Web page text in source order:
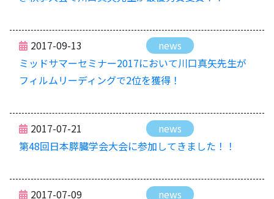
2017-09-13
news
ミッドサマーセミナー2017において川口真矢先生が
フィルムリーディングで2位を獲得！
2017-07-21
news
第48回日本膵臓学会大会に参加してきました！！
2017-07-09
news